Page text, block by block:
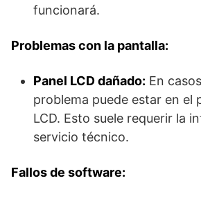
funcionará.
Problemas con la pantalla:
Panel LCD dañado: En
problema puede estar en el
LCD. Esto suele requerir la
servicio técnico.
Fallos de software: